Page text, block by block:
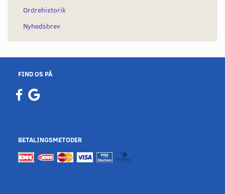
Ordrehistorik
Nyhedsbrev
FIND OS PÅ
BETALINGSMETODER